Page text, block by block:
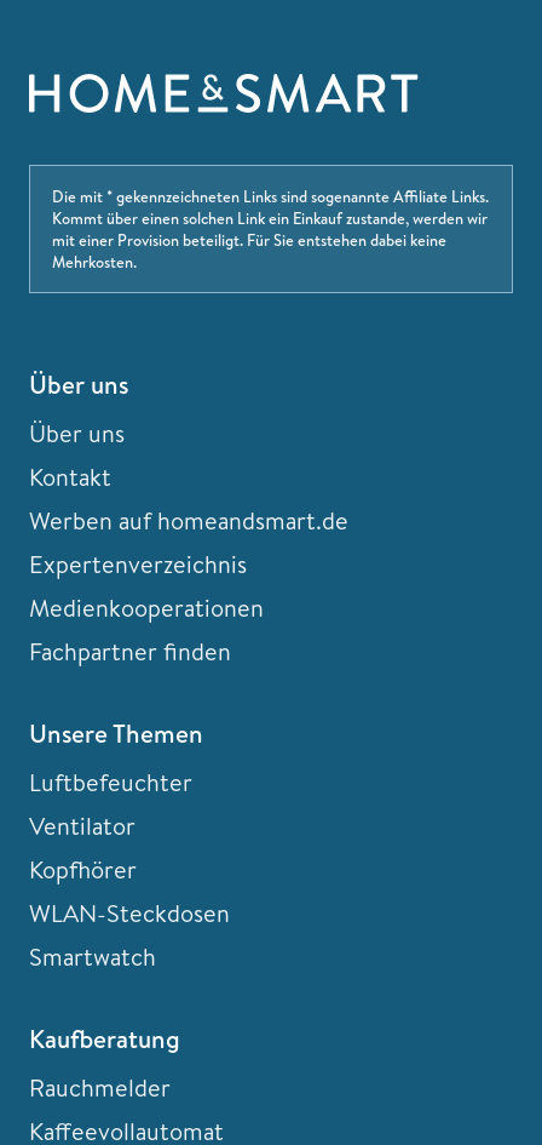
Die mit * gekennzeichneten Links sind sogenannte Affiliate Links.
Kommt über einen solchen Link ein Einkauf zustande, werden wir
mit einer Provision beteiligt. Für Sie entstehen dabei keine
Mehrkosten.
Über uns
Über uns
Kontakt
Werben auf homeandsmart.de
Expertenverzeichnis
Medienkooperationen
Fachpartner finden
Unsere Themen
Luftbefeuchter
Ventilator
Kopfhörer
WLAN-Steckdosen
Smartwatch
Kaufberatung
Rauchmelder
Kaffeevollautomat